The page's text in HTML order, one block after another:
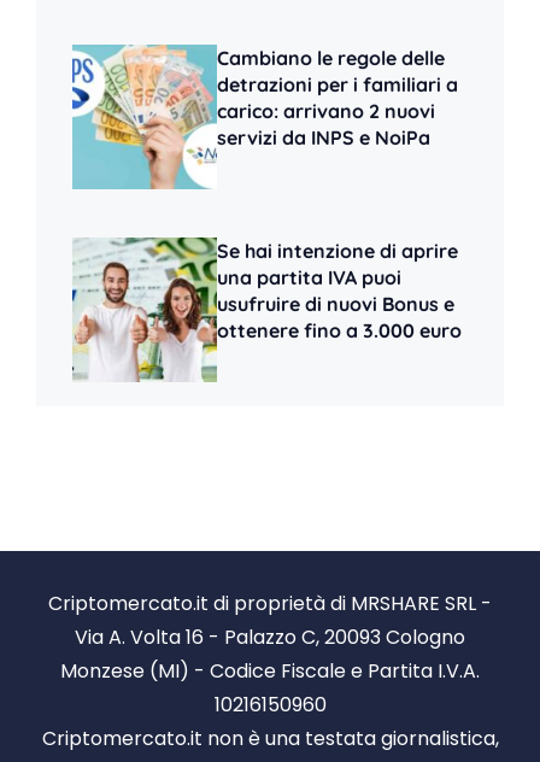
Cambiano le regole delle
detrazioni per i familiari a
carico: arrivano 2 nuovi
servizi da INPS e NoiPa
Se hai intenzione di aprire
una partita IVA puoi
usufruire di nuovi Bonus e
ottenere fino a 3.000 euro
Criptomercato.it di proprietà di MRSHARE SRL -
Via A. Volta 16 - Palazzo C, 20093 Cologno
Monzese (MI) - Codice Fiscale e Partita I.V.A.
10216150960
Criptomercato.it non è una testata giornalistica,